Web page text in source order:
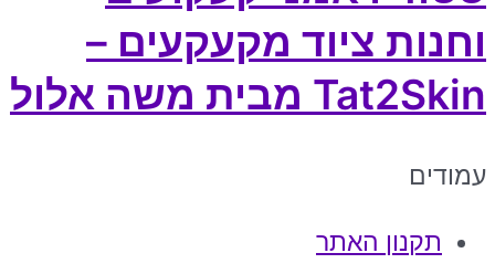
וחנות ציוד מקעקעים –
Tat2Skin מבית משה אלול
עמודים
תקנון האתר